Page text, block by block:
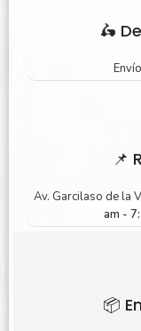
🛵
📌
Av. Garcilaso de la
am -
📦